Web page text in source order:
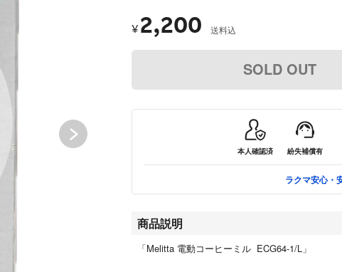
¥ 2,200 送料込
SOLD OUT
本人確認済 紛失補償有
ラクマ安心・
商品説明
「Melitta 電動コーヒーミル ECG64-1/L」